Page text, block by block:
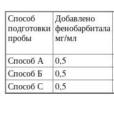
Способ
подготовки
пробы
Добавлено
фенобарбитала
мг/мл
Способ А
0,5
Способ Б
0,5
Способ С
0,5